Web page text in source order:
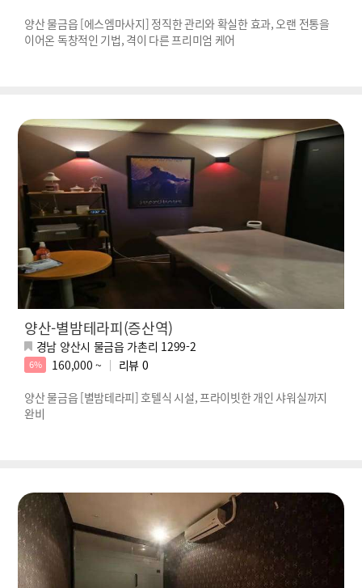
양산 물금읍 [에스엠마사지] 정직한 관리와 확실한 효과, 오랜 전통을
이어온 독창적인 기법, 격이 다른 프리미엄 케어
양산-별밤테라피(증산역)
경남 양산시 물금읍 가촌리 1299-2
6% 160,000 ~ 리뷰 0
양산 물금읍 [별밤테라피] 호텔식 시설, 프라이빗한 개인 샤워실까지
완비